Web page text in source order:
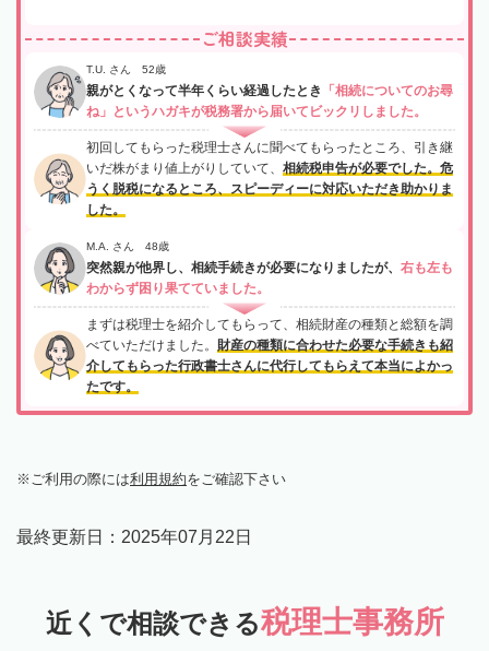
ご相談実績
T.U. さん 52歳
親がとくなって半年くらい経過したとき
「相続についてのお尋
ね」というハガキが税務署から届いてビックリしました。
初回してもらった税理士さんに聞べてもらったところ、引き継
いだ株がまり値上がりしていて、 相続税申告が必要でした。危
うく脱税になるところ、スピーディーに対応いただき助かりま
した。
M.A. さん 48歳
突然親が他界し、相続手続きが必要になりましたが、 右も左も
わからず困り果てていました。
まずは税理士を紹介してもらって、相続財産の種類と総額を調
べていただけました。 財産の種類に合わせた必要な手続きも紹
介してもらった行政書士さんに代行してもらえて本当によかっ
たです。
ご利用の際には利用規約をご確認下さい
最終更新日： 2025年07月22日
近くで相談できる税理士事務所